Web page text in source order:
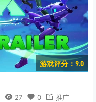
游戏评分：9.0
27 0 推广